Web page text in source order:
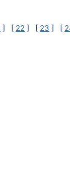
] [ 22 ] [ 23 ] [